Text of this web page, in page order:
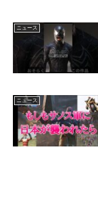
ニュース
ニュース